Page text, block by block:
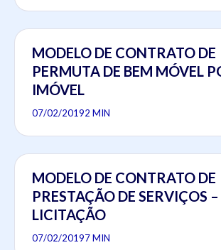
MODELO DE CONTRATO DE
PERMUTA DE BEM MÓVEL
IMÓVEL
07/02/20192 MIN
MODELO DE CONTRATO DE
PRESTAÇÃO DE SERVIÇOS –
LICITAÇÃO
07/02/20197 MIN